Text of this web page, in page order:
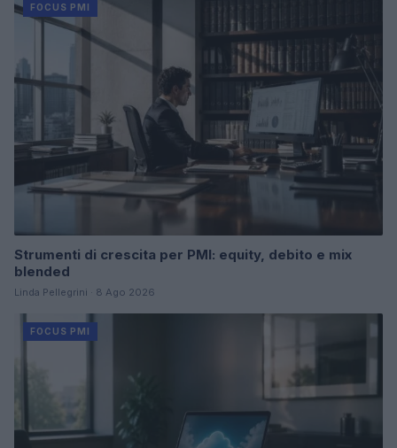
FOCUS PMI
Strumenti di crescita per PMI: equity, debito e mix
blended
Linda Pellegrini · 8 Ago 2026
FOCUS PMI